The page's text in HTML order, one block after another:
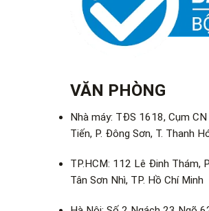
VĂN PHÒNG
Nhà máy: TĐS 1618, Cụm
Tiến, P. Đông Sơn, T. Thanh
TP.HCM: 112 Lê Đinh Thám,
Tân Sơn Nhì, TP. Hồ Chí Minh